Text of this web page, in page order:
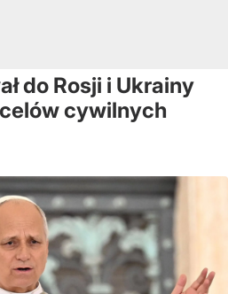
do Rosji i Ukrainy
cywilnych